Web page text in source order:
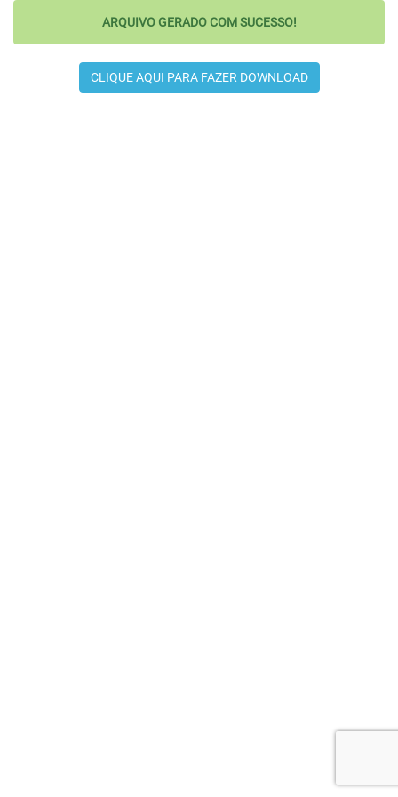
ARQUIVO GERADO COM SUCESSO!
CLIQUE AQUI PARA FAZER DOWNLOAD